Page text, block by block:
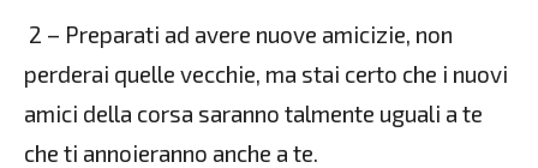
2 – Preparati ad avere nuove amicizie, non
perderai quelle vecchie, ma stai certo che i nuovi
amici della corsa saranno talmente uguali a te
che ti annoieranno anche a te.